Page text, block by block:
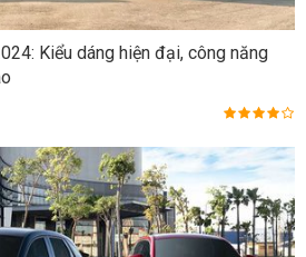
Kiểu dáng hiện đại, công năng